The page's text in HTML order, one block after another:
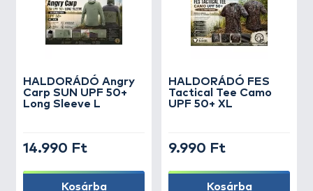
HALDORÁDÓ Angry
Carp SUN UPF 50+
Long Sleeve L
14.990 Ft
Kosárba
HALDORÁDÓ FES
Tactical Tee Camo
UPF 50+ XL
9.990 Ft
Kosárba